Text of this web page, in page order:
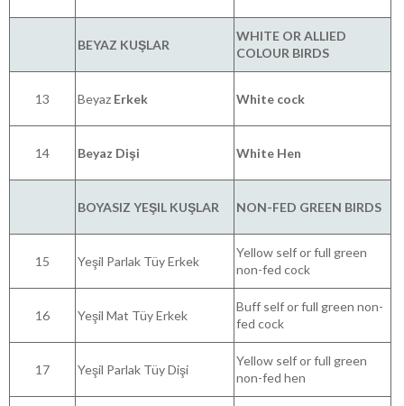
BEYAZ KUŞLAR
WHITE OR ALLIED
COLOUR BIRDS
13 Beyaz Erkek White cock
14 Beyaz Dişi White Hen
BOYASIZ YEŞIL KUŞLAR NON-FED GREEN BIRDS
15 Yeşil Parlak Tüy Erkek
Yellow self or full green
non-fed cock
16 Yeşil Mat Tüy Erkek
Buff self or full green non-
fed cock
17 Yeşil Parlak Tüy Dişi
Yellow self or full green
non-fed hen